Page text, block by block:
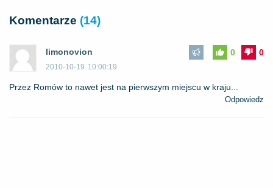
Komentarze (14)
limonovion
2010-10-19 10:00:19
0
0
Przez Romów to nawet jest na pierwszym miejscu w kraju...
Odpowiedz